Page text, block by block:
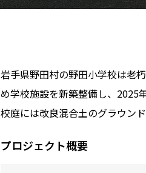
岩手県野田村の野田小学校は老
め学校施設を新築整備し、2025
校庭には改良混合土のグラウン
プロジェクト概要